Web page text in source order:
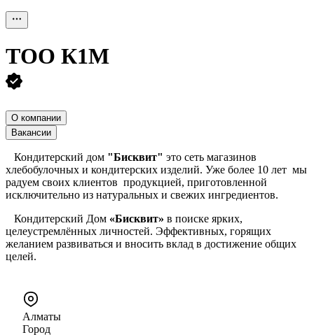
ТОО К1М
О компании
Вакансии
Кондитерский дом "Бисквит" это сеть магазинов
хлебобулочных и кондитерских изделий. Уже более 10 лет мы
радуем своих клиентов продукцией, приготовленной
исключительно из натуральных и свежих ингредиентов.
Кондитерский Дом «Бисквит» в поиске ярких,
целеустремлённых личностей. Эффективных, горящих
желанием развиваться и вносить вклад в достижение общих
целей.
Алматы
Город